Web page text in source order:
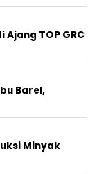
TOP GRC
Barel,
Minyak